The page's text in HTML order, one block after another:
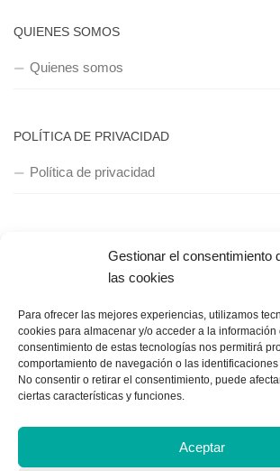
Gestionar el consentimiento
las cookies
Para ofrecer las mejores experiencias, utilizamos
cookies para almacenar y/o acceder a la información
consentimiento de estas tecnologías nos permitirá
comportamiento de navegación o las
No consentir o retirar el consentimiento, puede
ciertas características y funciones.
Aceptar
POLÍTICA DE PRIVACIDAD